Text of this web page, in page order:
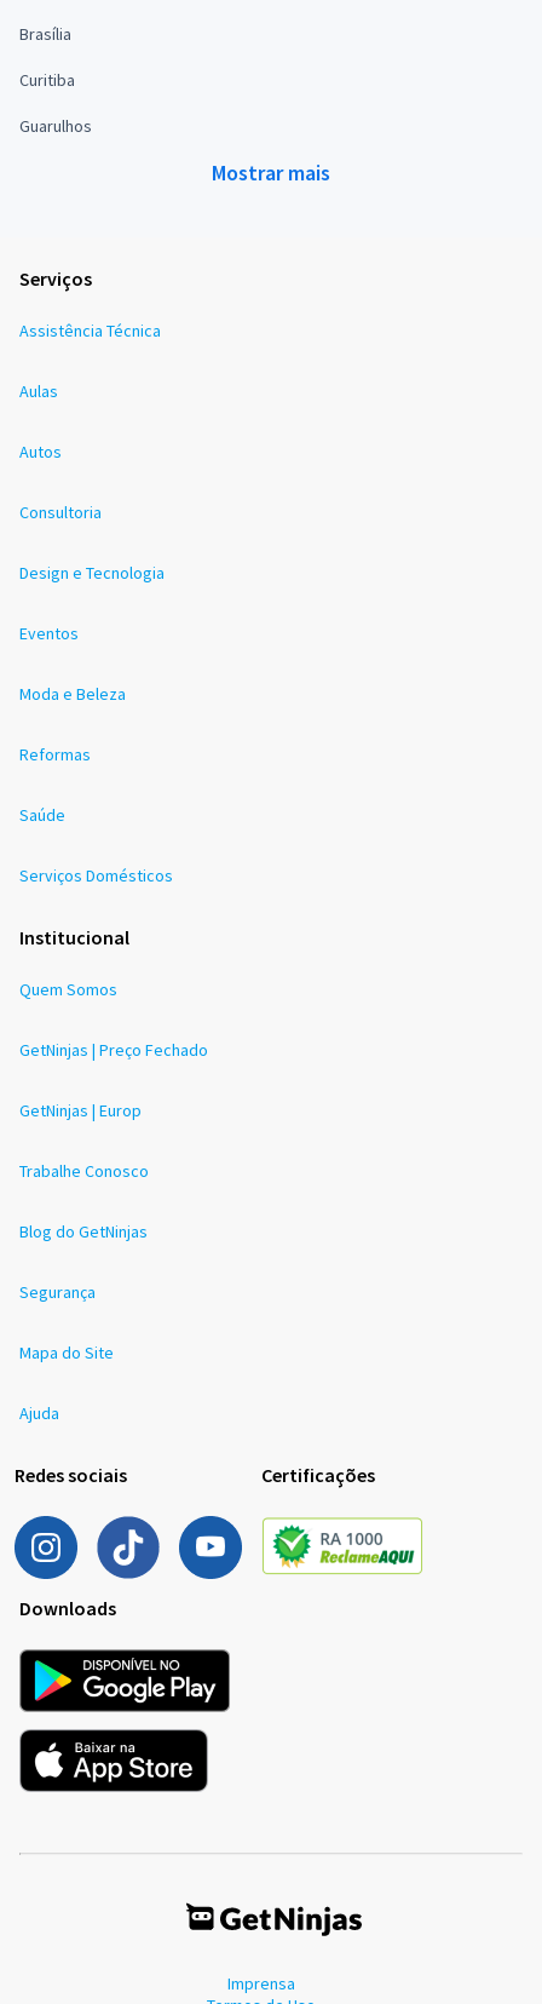
Brasília
Curitiba
Guarulhos
Mostrar mais
Serviços
Assistência Técnica
Aulas
Autos
Consultoria
Design e Tecnologia
Eventos
Moda e Beleza
Reformas
Saúde
Serviços Domésticos
Institucional
Quem Somos
GetNinjas | Preço Fechado
GetNinjas | Europ
Trabalhe Conosco
Blog do GetNinjas
Segurança
Mapa do Site
Ajuda
Redes sociais Certificações
Downloads
Imprensa